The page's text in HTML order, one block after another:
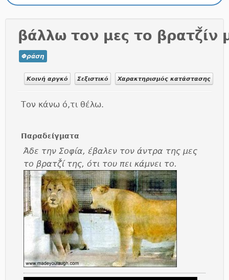
βάλλω τον μες το βρατζ̌ίν
Φράση
Κοινή αργκό Σεξιστικό Χαρακτηρισμός κατάστασης
Τον κάνω ό,τι θέλω.
Παραδείγματα
Άδε την Σοφία, έβαλεν τον άντρα της μες
το βρατζ̌ί της, ότι του πει κάμνει το.